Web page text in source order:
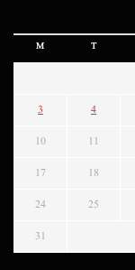
M T
3 4
10 11
17 18
24 25
31